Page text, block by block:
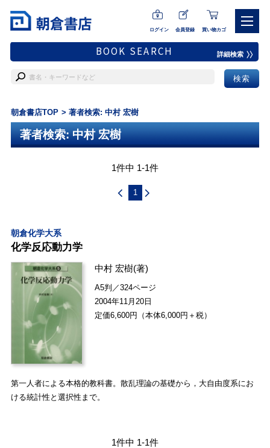
ログイン 会員登録 買い物カゴ
BOOK SEARCH 詳細検索
朝倉書店TOP 著者検索: 中村 宏樹
著者検索: 中村 宏樹
1件中 1-1件
1
朝倉化学大系
化学反応動力学
中村 宏樹(著)
A5判／324ページ
2004年11月20日
定価6,600円（本体6,000円＋税）
第一人者による本格的教科書。散乱理論の基礎から，大自由度系にお
ける統計性と選択性まで。
1件中 1-1件